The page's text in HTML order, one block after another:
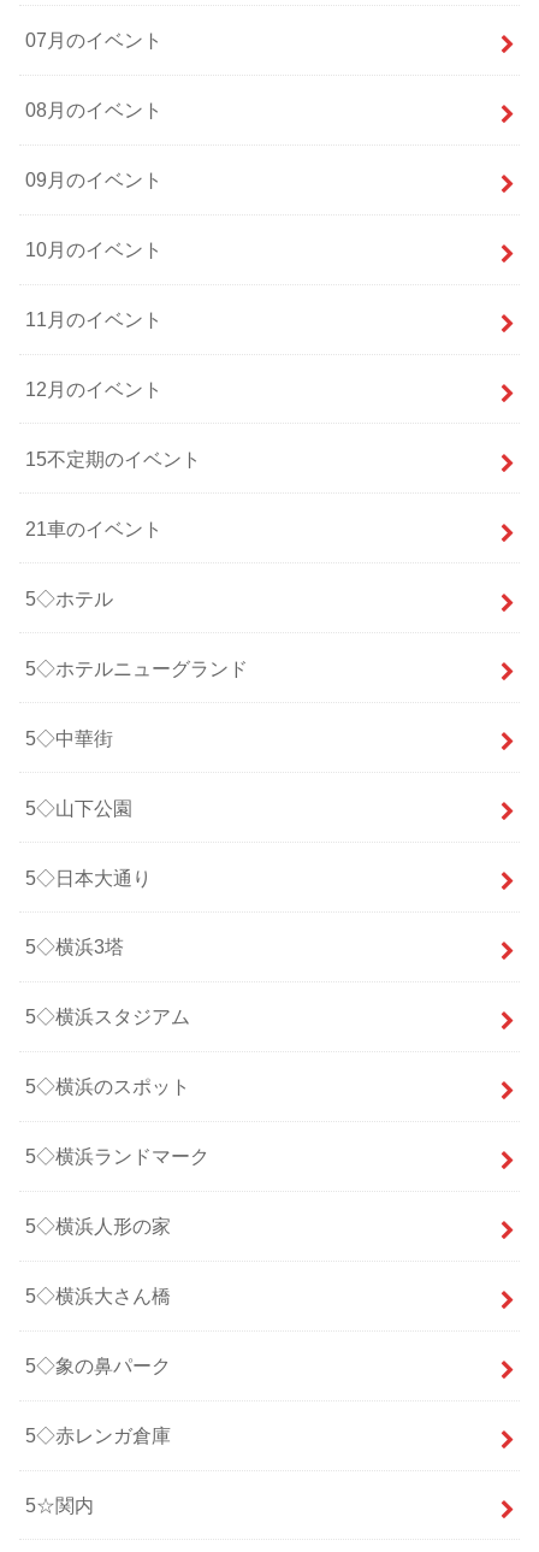
07月のイベント
08月のイベント
09月のイベント
10月のイベント
11月のイベント
12月のイベント
15不定期のイベント
21車のイベント
5◇ホテル
5◇ホテルニューグランド
5◇中華街
5◇山下公園
5◇日本大通り
5◇横浜3塔
5◇横浜スタジアム
5◇横浜のスポット
5◇横浜ランドマーク
5◇横浜人形の家
5◇横浜大さん橋
5◇象の鼻パーク
5◇赤レンガ倉庫
5☆関内